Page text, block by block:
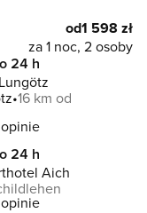
od1 598 zł
za 1 noc, 2 osoby
24 h
16 km od
24 h
Aich